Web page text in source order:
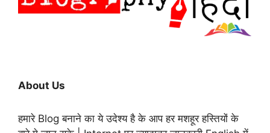
About Us
हमारे Blog बनाने का ये उदेश्य है के आप हर मशहूर हस्तियों के